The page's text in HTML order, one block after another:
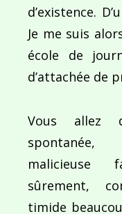
d’existence.
Je me suis
école de
d’attachée de
Vous allez
spontanée,
malicieuse
sûrement,
timide